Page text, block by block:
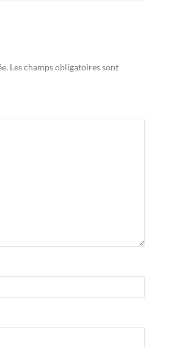
Les champs obligatoires sont